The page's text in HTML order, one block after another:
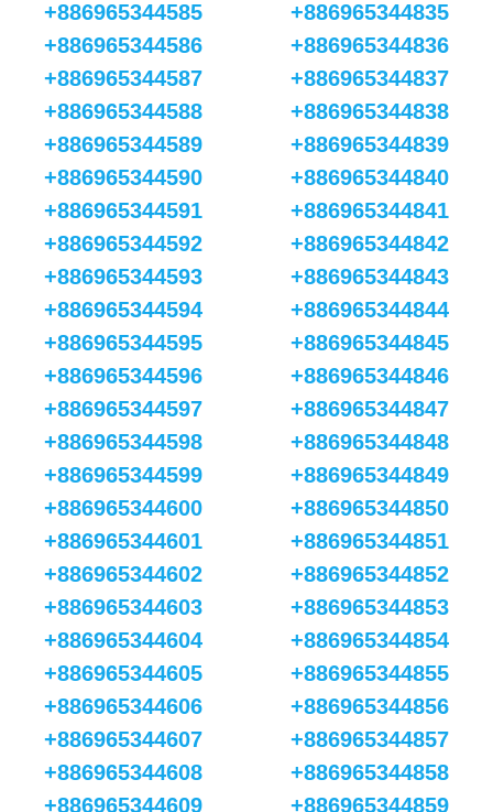
+886965344585
+886965344586
+886965344587
+886965344588
+886965344589
+886965344590
+886965344591
+886965344592
+886965344593
+886965344594
+886965344595
+886965344596
+886965344597
+886965344598
+886965344599
+886965344600
+886965344601
+886965344602
+886965344603
+886965344604
+886965344605
+886965344606
+886965344607
+886965344608
+886965344609
+886965344835
+886965344836
+886965344837
+886965344838
+886965344839
+886965344840
+886965344841
+886965344842
+886965344843
+886965344844
+886965344845
+886965344846
+886965344847
+886965344848
+886965344849
+886965344850
+886965344851
+886965344852
+886965344853
+886965344854
+886965344855
+886965344856
+886965344857
+886965344858
+886965344859